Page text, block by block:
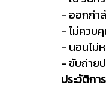
- ออกกำ
- ไม่ควบ
- นอนไม่
- ขับถ่าย
ประวัติกา